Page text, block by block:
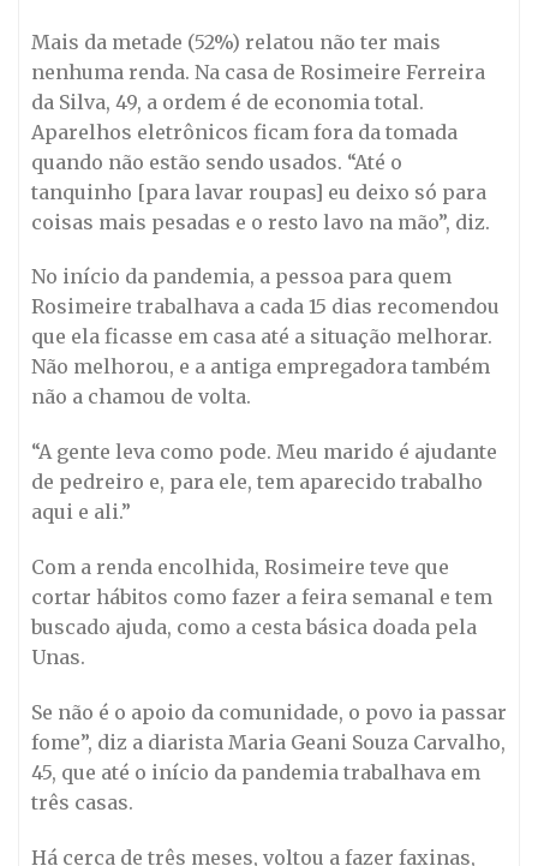
Mais da metade (52%) relatou não ter mais
nenhuma renda. Na casa de Rosimeire Ferreira
da Silva, 49, a ordem é de economia total.
Aparelhos eletrônicos ficam fora da tomada
quando não estão sendo usados. “Até o
tanquinho [para lavar roupas] eu deixo só para
coisas mais pesadas e o resto lavo na mão”, diz.
No início da pandemia, a pessoa para quem
Rosimeire trabalhava a cada 15 dias recomendou
que ela ficasse em casa até a situação melhorar.
Não melhorou, e a antiga empregadora também
não a chamou de volta.
“A gente leva como pode. Meu marido é ajudante
de pedreiro e, para ele, tem aparecido trabalho
aqui e ali.”
Com a renda encolhida, Rosimeire teve que
cortar hábitos como fazer a feira semanal e tem
buscado ajuda, como a cesta básica doada pela
Unas.
Se não é o apoio da comunidade, o povo ia passar
fome”, diz a diarista Maria Geani Souza Carvalho,
45, que até o início da pandemia trabalhava em
três casas.
Há cerca de três meses, voltou a fazer faxinas,